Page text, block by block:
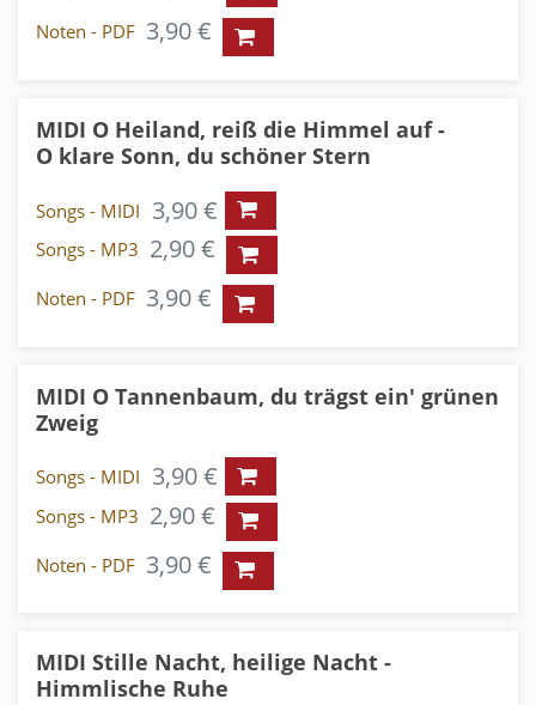
Noten - PDF 3,90 €
MIDI O Heiland, reiß die Himmel auf -
O klare Sonn, du schöner Stern
Songs - MIDI 3,90 €
Songs - MP3 2,90 €
Noten - PDF 3,90 €
MIDI O Tannenbaum, du trägst ein' grünen
Zweig
Songs - MIDI 3,90 €
Songs - MP3 2,90 €
Noten - PDF 3,90 €
MIDI Stille Nacht, heilige Nacht -
Himmlische Ruhe